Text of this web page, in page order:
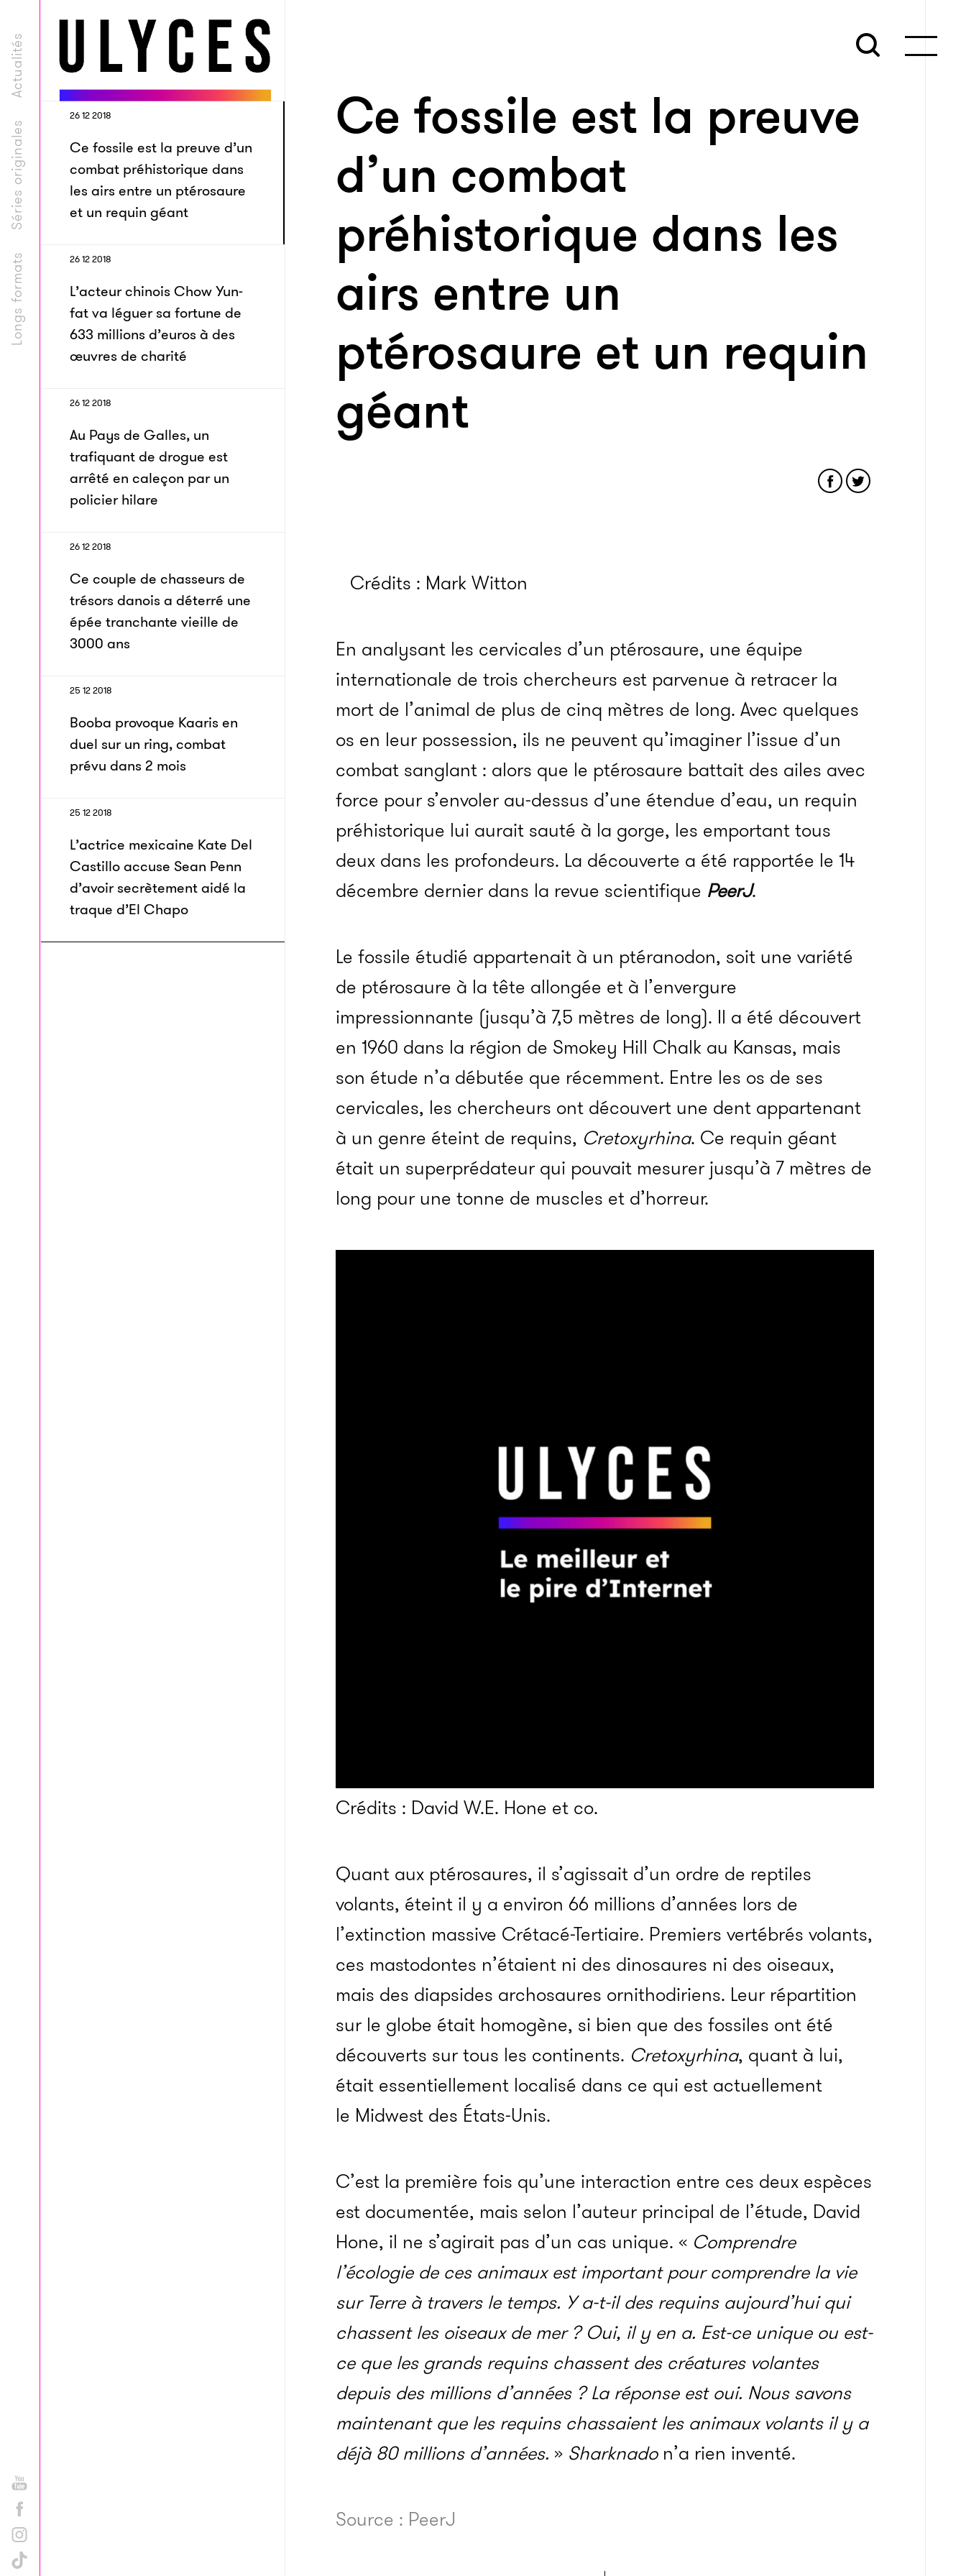
Longs formats
Séries originales
Actualités
26 12 2018
Ce fossile est la preuve d’un
combat préhistorique dans
les airs entre un ptérosaure
et un requin géant
26 12 2018
L’acteur chinois Chow Yun-
fat va léguer sa fortune de
633 millions d’euros à des
œuvres de charité
26 12 2018
Au Pays de Galles, un
trafiquant de drogue est
arrêté en caleçon par un
policier hilare
26 12 2018
Ce couple de chasseurs de
trésors danois a déterré une
épée tranchante vieille de
3000 ans
25 12 2018
Booba provoque Kaaris en
duel sur un ring, combat
prévu dans 2 mois
25 12 2018
L’actrice mexicaine Kate Del
Castillo accuse Sean Penn
d’avoir secrètement aidé la
traque d’El Chapo
Ce fossile est la preuve
d’un combat
préhistorique dans les
airs entre un
ptérosaure et un requin
géant
Crédits : Mark Witton
En analysant les cervicales d’un ptérosaure, une équipe
internationale de trois chercheurs est parvenue à retracer la
mort de l’animal de plus de cinq mètres de long. Avec quelques
os en leur possession, ils ne peuvent qu’imaginer l’issue d’un
combat sanglant : alors que le ptérosaure battait des ailes avec
force pour s’envoler au-dessus d’une étendue d’eau, un requin
préhistorique lui aurait sauté à la gorge, les emportant tous
deux dans les profondeurs. La découverte a été rapportée le 14
décembre dernier dans la revue scientifique PeerJ.
Le fossile étudié appartenait à un ptéranodon, soit une variété
de ptérosaure à la tête allongée et à l’envergure
impressionnante (jusqu’à 7,5 mètres de long). Il a été découvert
en 1960 dans la région de Smokey Hill Chalk au Kansas, mais
son étude n’a débutée que récemment. Entre les os de ses
cervicales, les chercheurs ont découvert une dent appartenant
à un genre éteint de requins, Cretoxyrhina. Ce requin géant
était un superprédateur qui pouvait mesurer jusqu’à 7 mètres de
long pour une tonne de muscles et d’horreur.
Crédits : David W.E. Hone​ et co.
Quant aux ptérosaures, il s’agissait d’un ordre de reptiles
volants, éteint il y a environ 66 millions d’années lors de
l’extinction massive Crétacé-Tertiaire. Premiers vertébrés volants,
ces mastodontes n’étaient ni des dinosaures ni des oiseaux,
mais des diapsides archosaures ornithodiriens. Leur répartition
sur le globe était homogène, si bien que des fossiles ont été
découverts sur tous les continents. Cretoxyrhina, quant à lui,
était essentiellement localisé dans ce qui est actuellement
le Midwest des États-Unis.
C’est la première fois qu’une interaction entre ces deux espèces
est documentée, mais selon l’auteur principal de l’étude, David
Hone, il ne s’agirait pas d’un cas unique. « Comprendre
l’écologie de ces animaux est important pour comprendre la vie
sur Terre à travers le temps. Y a-t-il des requins aujourd’hui qui
chassent les oiseaux de mer ? Oui, il y en a. Est-ce unique ou est-
ce que les grands requins chassent des créatures volantes
depuis des millions d’années ? La réponse est oui. Nous savons
maintenant que les requins chassaient les animaux volants il y a
déjà 80 millions d’années. » Sharknadon’a rien inventé.
Source : PeerJ